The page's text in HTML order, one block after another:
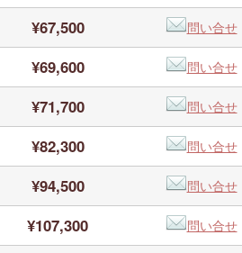
¥67,500 問い合せ
¥69,600 問い合せ
¥71,700 問い合せ
¥82,300 問い合せ
¥94,500 問い合せ
¥107,300 問い合せ